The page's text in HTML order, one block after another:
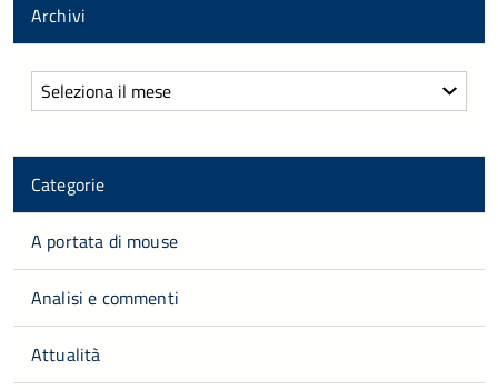
Archivi
Archivi
Categorie
A portata di mouse
Analisi e commenti
Attualità